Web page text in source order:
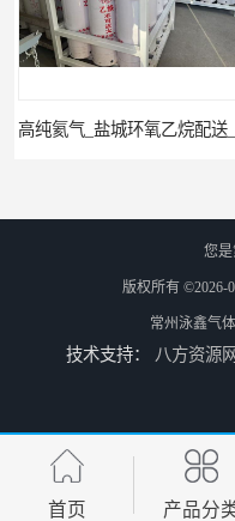
江苏环氧乙烷配送_工业气
您
版权所有 ©2026-
常州泳鑫气
技术支持： 八方资源网
首页 产品分